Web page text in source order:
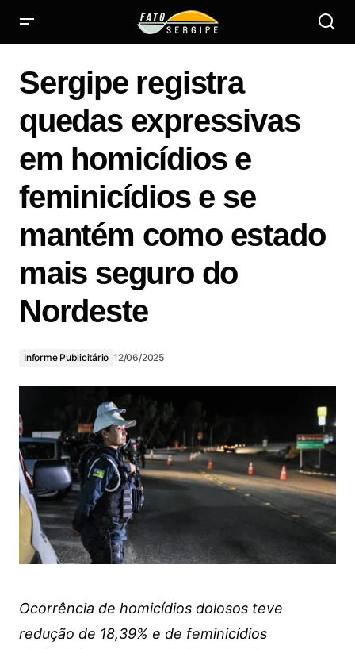
Nordeste
Sergipe registra
quedas expressivas
em homicídios e
feminicídios e se
mantém como estado
mais seguro do
Nordeste
Informe Publicitário 12/06/2025
Ocorrência de homicídios dolosos teve
redução de 18,39% e de feminicídios